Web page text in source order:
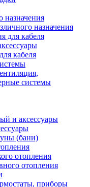
назначения
назначения
для кабеля
кабеля
системы
и аксессуары
(бани)
отопления
отопления
приборы